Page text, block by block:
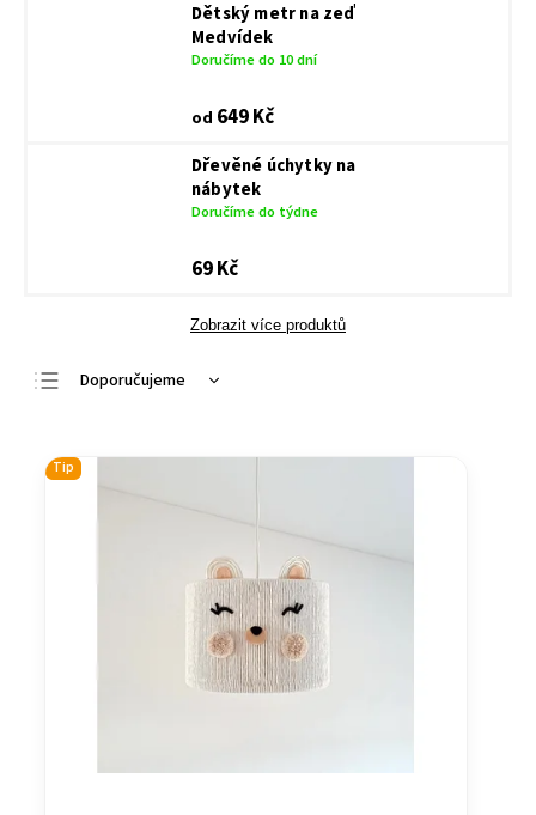
Dětský metr na zeď
Medvídek
Doručíme do 10 dní
od 649 Kč
Dřevěné úchytky na
nábytek
Doručíme do týdne
69 Kč
Zobrazit více produktů
Doporučujeme
Nejdražší
Tip